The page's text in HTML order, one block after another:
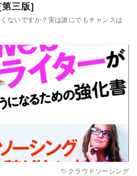
三版]
ないですか？実は誰にでもチャンスは
クラウドソーシング